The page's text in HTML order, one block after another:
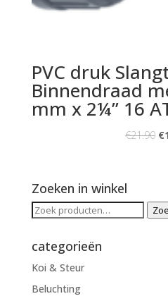
PVC druk
Binnendraad
mm x 2¼” 16
€21.90 €
Zoeken in winkel
Zoeken
categorieën
Koi & Steur
Beluchting